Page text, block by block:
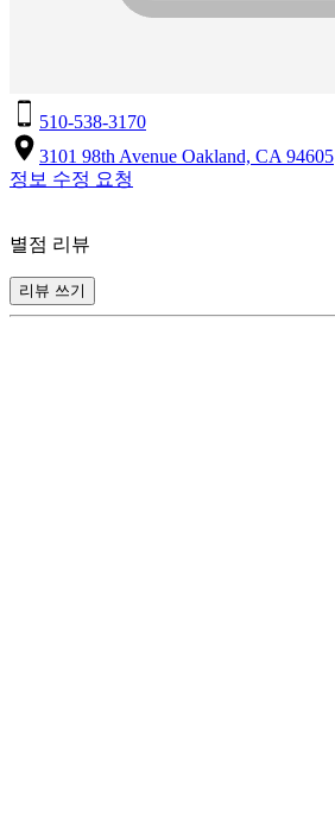
510-538-3170
3101 98th Avenue Oakland, CA 94605
정보 수정 요청
별점 리뷰
리뷰 쓰기